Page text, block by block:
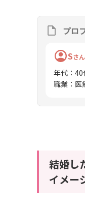
プロ
Sさん
年代 ： 40
職業 ： 医
結婚し
イメー